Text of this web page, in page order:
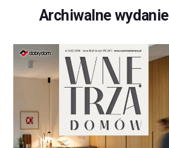
Archiwalne wydanie